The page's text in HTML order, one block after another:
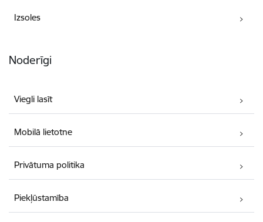
Izsoles
Noderīgi
Viegli lasīt
Mobilā lietotne
Privātuma politika
Piekļūstamība